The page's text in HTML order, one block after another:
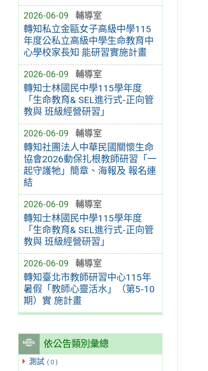
2026-06-09 輔導室
轉知私立金甌女子高級中學115
年度公私立高級中學生命教育中
心學校家長知 能研習實施計畫
2026-06-09 輔導室
轉知士林國民中學115學年度
「生命教育& SEL進行式-正向管
教與 班級經營研習」
2026-06-09 輔導室
轉知社團法人中華民國關懷生命
協會2026動保扎根教師研習「一
起守護牠」簡章、海報及 報名連
結
2026-06-09 輔導室
轉知士林國民中學115學年度
「生命教育& SEL進行式-正向管
教與 班級經營研習」
2026-06-09 輔導室
轉知臺北市教師研習中心115年
暑假「教師心靈活水」（第5-10
期）實 施計畫
依公告類別彙總
測試 ( 0 )